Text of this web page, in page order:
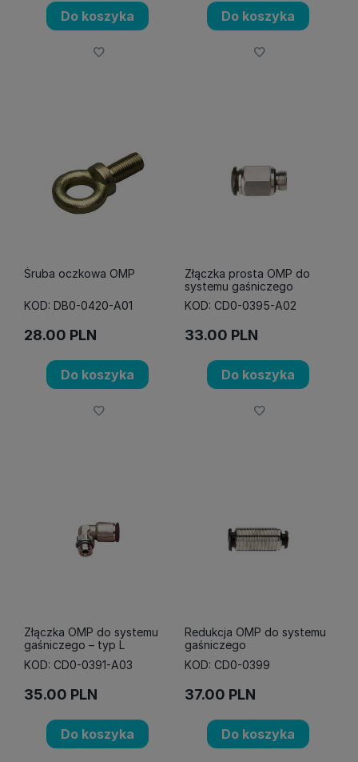
Do koszyka Do koszyka
Śruba oczkowa OMP
KOD: DB0-0420-A01
28.00 PLN
Do koszyka
Złączka prosta OMP do
systemu gaśniczego
KOD: CD0-0395-A02
33.00 PLN
Do koszyka
Złączka OMP do systemu
gaśniczego – typ L
KOD: CD0-0391-A03
35.00 PLN
Do koszyka
Redukcja OMP do systemu
gaśniczego
KOD: CD0-0399
37.00 PLN
Do koszyka